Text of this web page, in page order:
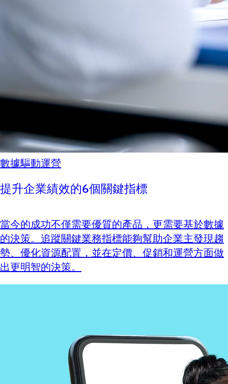
數據驅動運營
提升企業績效的6個關鍵指標
當今的成功不僅需要優質的產品，更需要基於數據
的決策。追蹤關鍵業務指標能夠幫助企業主發現趨
勢、優化資源配置，並在定價、促銷和運營方面做
出更明智的決策。